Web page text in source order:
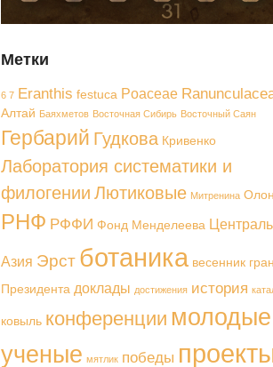
Метки
6 7 Eranthis festuca Poaceae
Алтай Баяхметов Восточная Сибирь Восточный Саян
Гербарий Гудкова Кривенко
Лаборатория систематики и
филогении Лютиковые Митренина
РНФ РФФИ Фонд Менделеева
Азия Эрст ботаника весенник
Президента доклады достижения история
ковыль конференции молодые
ученые мятлик победы